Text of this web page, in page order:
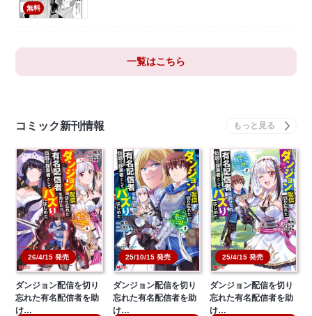
無料
一覧はこちら
コミック新刊情報
26/4/15 発売
ダンジョン配信を切り
忘れた有名配信者を助
け…
25/10/15 発売
ダンジョン配信を切り
忘れた有名配信者を助
け…
25/4/15 発売
ダンジョン配信を切り
忘れた有名配信者を助
け…